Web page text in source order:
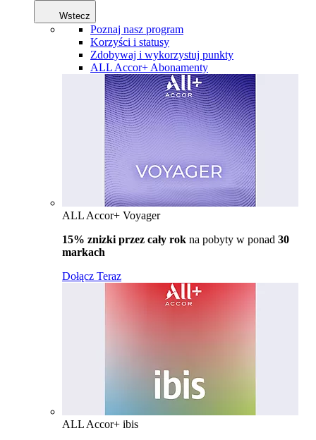
Wstecz
Poznaj nasz program
Korzyści i statusy
Zdobywaj i wykorzystuj punkty
ALL Accor+ Abonamenty
ALL Accor+ Voyager
15% znizki przez cały rok na pobyty w ponad 30
markach
Dołącz Teraz
ALL Accor+ ibis